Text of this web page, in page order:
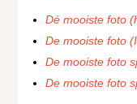
Dé mooiste foto
De mooiste foto
De mooiste foto
De mooiste foto